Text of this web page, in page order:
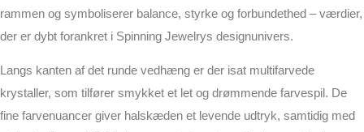
rammen og symboliserer balance, styrke og forbundethed – værdier,
der er dybt forankret i Spinning Jewelrys designunivers.
Langs kanten af det runde vedhæng er der isat multifarvede
krystaller, som tilfører smykket et let og drømmende farvespil. De
fine farvenuancer giver halskæden et levende udtryk, samtidig med